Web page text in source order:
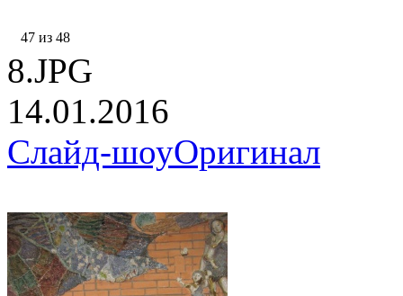
47 из 48
8.JPG
14.01.2016
Слайд-шоуОригинал